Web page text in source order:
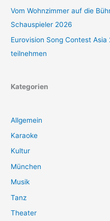
Vom Wohnzimmer auf die
Schauspieler 2026
Eurovision Song Contest
teilnehmen
Kategorien
Allgemein
Karaoke
Kultur
München
Musik
Tanz
Theater